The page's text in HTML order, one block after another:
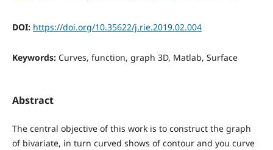
DOI: https://doi.org/10.35622/j.rie.2019.02.004
Keywords: Curves, function, graph 3D, Matlab, Surface
Abstract
The central objective of this work is to construct the graph
of bivariate, in turn curved shows of contour and you curve